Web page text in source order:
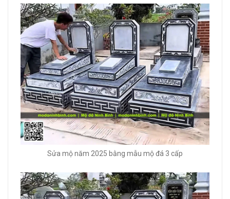
Sửa mộ năm 2025 bằng mẫu mộ đá 3 cấp